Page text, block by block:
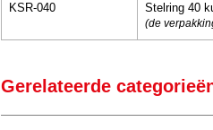
KSR-040 Stelring 40
(de
Gerelateerde